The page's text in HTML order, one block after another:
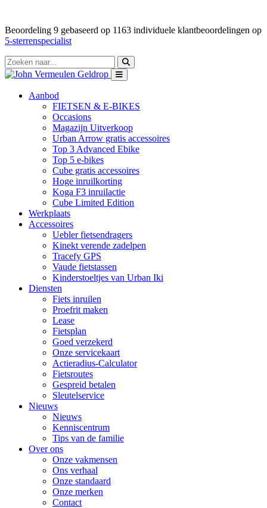
Beoordeling 9 gebaseerd op 1163 individuele klantbeoordelingen op
5-sterrenspecialist
Aanbod
FIETSEN & E-BIKES
Occasions
Magazijn Uitverkoop
Urban Arrow gratis accessoires
Top 3 Advanced Ebike
Top 5 e-bikes
Cube gratis accessoires
Hoge inruilkorting
Koga F3 inruilactie
Cube Limited Edition
Werkplaats
Accessoires
Uebler fietsendragers
Kinekt verende zadelpen
Tracefy GPS
Vaude fietstassen
Kinderstoeltjes van Urban Iki
Diensten
Fiets inruilen
Proefrit maken
Lease
Fietsplan
Goed verzekerd
Onze servicekaart
Actieradius-Calculator
Fietsroutes
Gespreid betalen
Sleutelservice
Nieuws
Nieuws
Kenniscentrum
Tips van de familie
Over ons
Onze vakmensen
Ons verhaal
Onze standaard
Onze merken
Contact